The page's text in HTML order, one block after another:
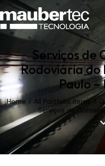
Serviços de
Rodoviária do
Paulo –
Home All Portfolio items
Serviços de